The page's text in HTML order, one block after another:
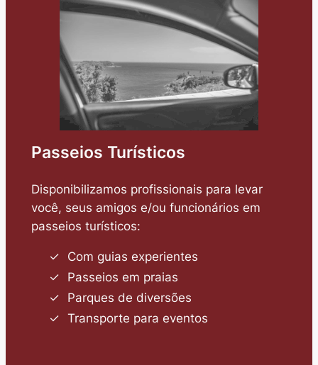
Passeios Turísticos
Disponibilizamos profissionais para levar
você, seus amigos e/ou funcionários em
passeios turísticos:
Com guias experientes
Passeios em praias
Parques de diversões
Transporte para eventos